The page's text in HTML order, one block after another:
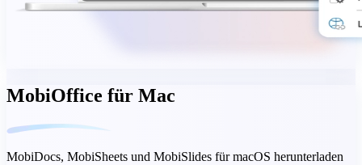
MobiOffice für Mac
MobiDocs, MobiSheets und MobiSlides für macOS herunterladen